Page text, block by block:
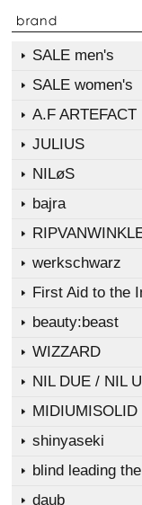
SALE men's
SALE women's
A.F ARTEFACT
JULIUS
NILøS
bajra
werkschwarz
First Aid to the
beauty:beast
WIZZARD
NIL DUE / NIL
MIDIUMISOLID
shinyaseki
blind leading
daub